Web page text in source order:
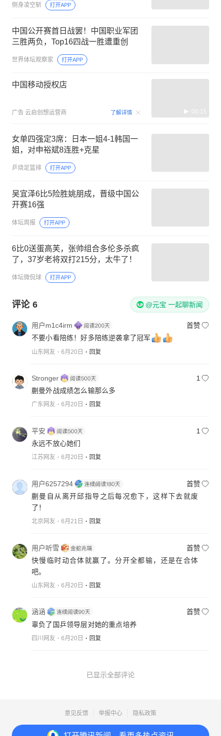
侧身凌空斩 打开APP
中国公开赛首日战罢！中国职业军团
三胜两负，Top16四战一胜遭重创
世界体坛观察家 打开APP
中国移动授权店
广告 云启创想运营商 了解详情 00:15
女单四强定3席：日本一姐4-1韩国一
姐，对申裕斌8连胜+克星
乒烧足篮排 打开APP
吴宜泽6比5险胜姚朋成，晋级中国公
开赛16强
体坛周报 打开APP
6比0送蛋高芙，张帅组合多伦多杀疯
了，37岁老将双打215分，太牛了！
体坛微侃球 打开APP
评论 6 @元宝 一起聊新闻
用户m1c4irm
首赞
不要小看陪练！好多陪练逆袭拿了冠军
山东网友 6月20日 回复
Stronger
1
蒯曼外战成绩怎么输那么多
广东网友 6月20日 回复
平安
1
永远不放心她们
江苏网友 6月20日 回复
用户6257294
首赞
蒯曼自从离开邱指导之后每况愈下，这样下去就废
了！
北京网友 6月21日 回复
用户听雪
首赞
快慢临时动合体就赢了。分开全都输，还是在合体
吧。
山东网友 6月20日 回复
涵涵
首赞
辜负了国乒领导层对她的重点培养
四川网友 6月20日 回复
已显示全部评论
意见反馈 举报中心 隐私政策
Copyright© 1998-